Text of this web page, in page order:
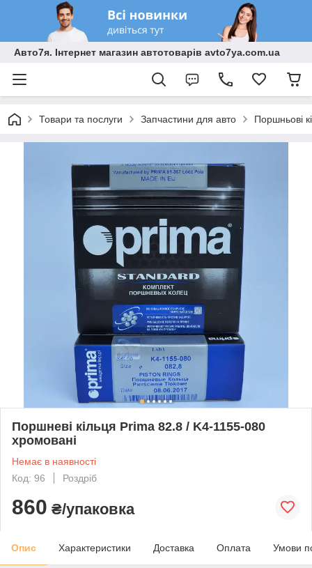
Авто7я. Інтернет магазин автотоварів avto7ya.com.ua
Товари та послуги Запчастини для авто Поршньові
Поршневі кільця Prima 82.8 / K4-1155-080
хромовані
Немає в наявності
Код: 96
Роздріб
860 ₴/упаковка
Опис Характеристики Доставка Оплата Умови